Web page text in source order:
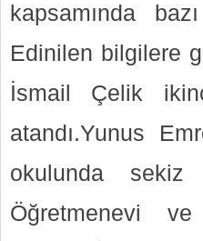
kapsamında
Edinilen bilgilere
İsmail Çelik
atandı.Yunus
okulunda sekiz
Öğretmenevi ve